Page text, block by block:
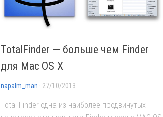
TotalFinder — больше чем Finder
для Mac OS X
napalm_man · 27/10/2013
Total Finder одна из наиболее продвинутых